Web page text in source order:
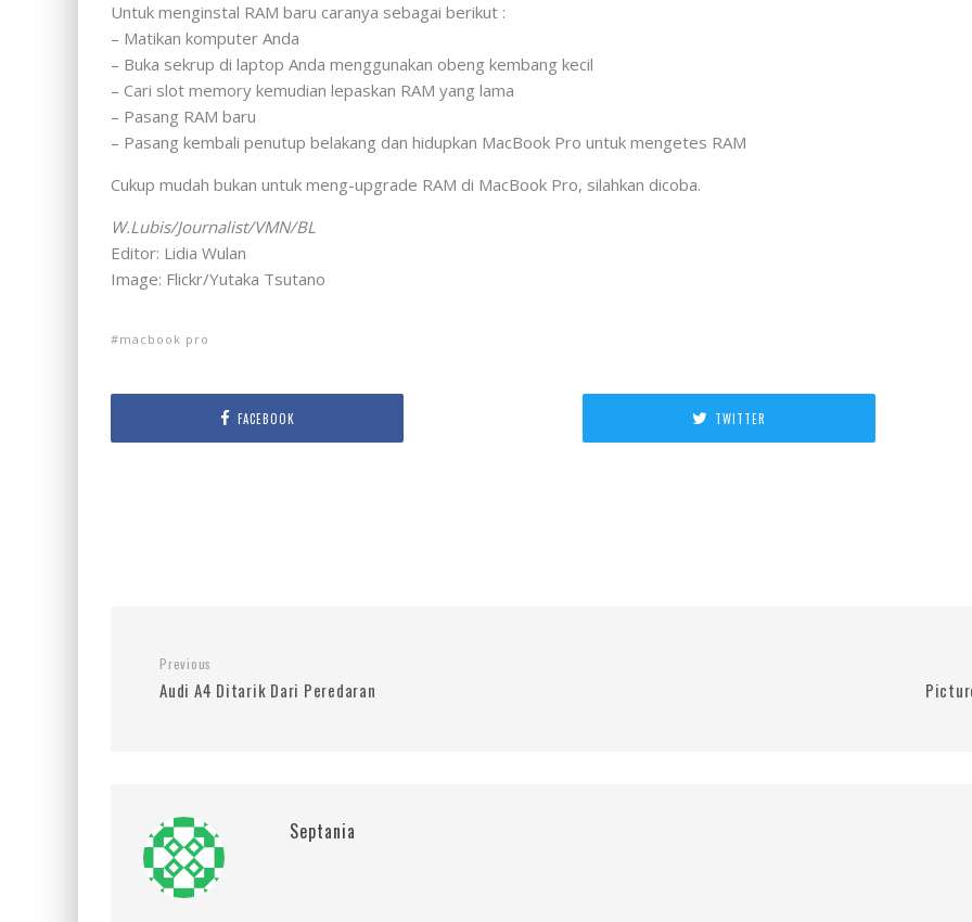
Untuk menginstal RAM baru caranya sebagai berikut :
– Matikan komputer Anda
– Buka sekrup di laptop Anda menggunakan obeng kembang kecil
– Cari slot memory kemudian lepaskan RAM yang lama
– Pasang RAM baru
– Pasang kembali penutup belakang dan hidupkan MacBook Pro untuk mengetes RAM
Cukup mudah bukan untuk meng-upgrade RAM di MacBook Pro, silahkan dicoba.
W.Lubis/Journalist/VMN/BL
Editor: Lidia Wulan
Image: Flickr/Yutaka Tsutano
macbook pro
FACEBOOK TWITTER
Previous
Audi A4 Ditarik Dari Peredaran
Septania